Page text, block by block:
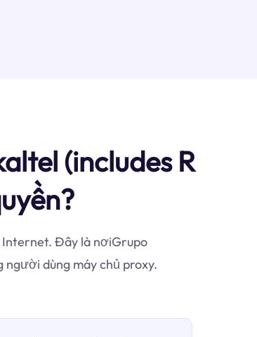
(includes R
Internet. Đây là nơiGrupo
người dùng máy chủ proxy.